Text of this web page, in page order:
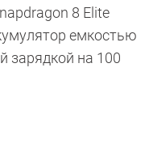
8 Elite
емкостью
зарядкой на 100